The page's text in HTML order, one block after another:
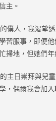
主。
僕人，我渴望
習服事，即便
掃地，但她們
主日崇拜與兒
，偶爾我會加